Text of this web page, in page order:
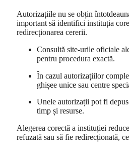
Autorizațiile nu se obțin
important să identifici instituția
redirecționarea cererii.
Consultă site-urile oficiale
pentru procedura exactă.
În cazul autorizațiilor
ghișee unice sau centre
Unele autorizații pot fi
timp și resurse.
Alegerea corectă a instituției
refuzată sau să fie redirecționată,